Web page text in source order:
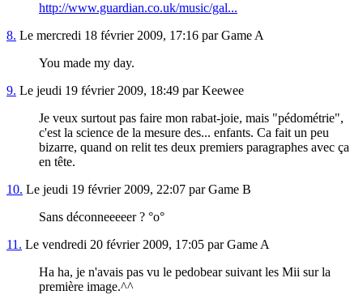
http://www.guardian.co.uk/music/gal...
8. Le mercredi 18 février 2009, 17:16 par Game A
You made my day.
9. Le jeudi 19 février 2009, 18:49 par Keewee
Je veux surtout pas faire mon rabat-joie, mais "pédométrie",
c'est la science de la mesure des... enfants. Ca fait un peu
bizarre, quand on relit tes deux premiers paragraphes avec ça
en tête.
10. Le jeudi 19 février 2009, 22:07 par Game B
Sans déconneeeeer ? °o°
11. Le vendredi 20 février 2009, 17:05 par Game A
Ha ha, je n'avais pas vu le pedobear suivant les Mii sur la
première image.^^